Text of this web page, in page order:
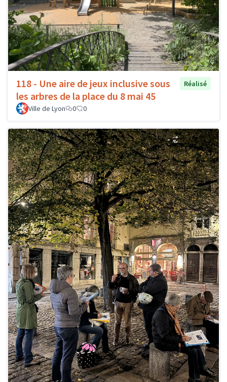
118 - Une aire de jeux inclusive sous
les arbres de la place du 8 mai 45
Réalisé
Ville de Lyon 0 0